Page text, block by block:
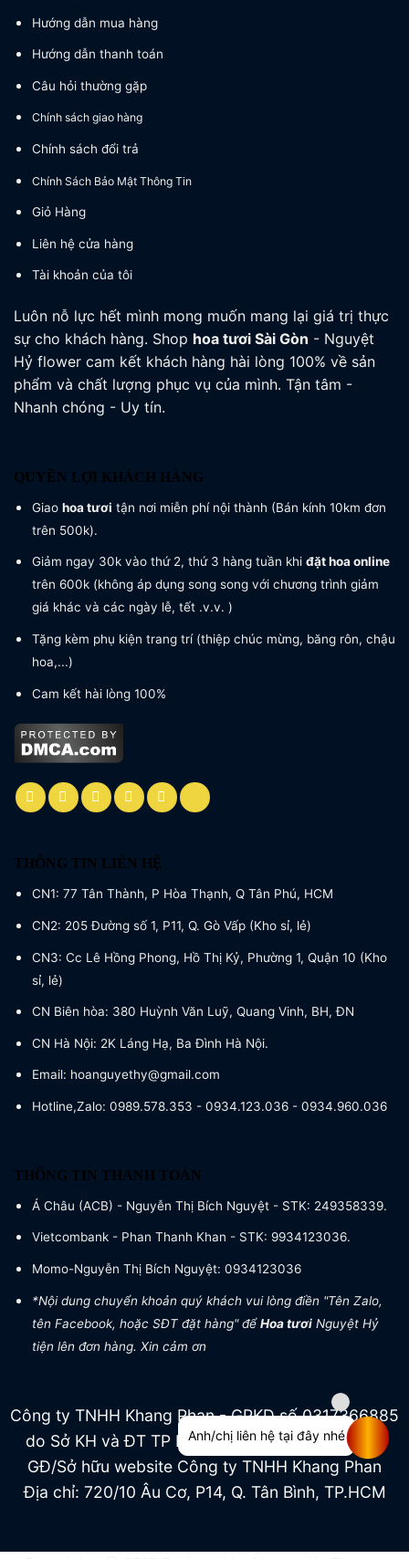
Hướng dẫn mua hàng
Hướng dẫn thanh toán
Câu hỏi thường gặp
Chính sách giao hàng
Chính sách đổi trả
Chính Sách Bảo Mật Thông Tin
Giỏ Hàng
Liên hệ cửa hàng
Tài khoản của tôi
Luôn nỗ lực hết mình mong muốn mang lại giá trị thực
sự cho khách hàng. Shop hoa tươi Sài Gòn - Nguyệt
Hỷ flower cam kết khách hàng hài lòng 100% về sản
phẩm và chất lượng phục vụ của mình. Tận tâm -
Nhanh chóng - Uy tín.
QUYỀN LỢI KHÁCH HÀNG
Giao hoa tươi tận nơi miễn phí nội thành (Bán kính 10km đơn
trên 500k).
Giảm ngay 30k vào thứ 2, thứ 3 hàng tuần khi đặt hoa online
trên 600k (không áp dụng song song với chương trình giảm
giá khác và các ngày lễ, tết .v.v. )
Tặng kèm phụ kiện trang trí (thiệp chúc mừng, băng rôn, chậu
hoa,...)
Cam kết hài lòng 100%
THÔNG TIN LIÊN HỆ
CN1: 77 Tân Thành, P Hòa Thạnh, Q Tân Phú, HCM
CN2: 205 Đường số 1, P11, Q. Gò Vấp (Kho sỉ, lẻ)
CN3: Cc Lê Hồng Phong, Hồ Thị Kỷ, Phường 1, Quận 10 (Kho
sỉ, lẻ)
CN Biên hòa: 380 Huỳnh Văn Luỹ, Quang Vinh, BH, ĐN
CN Hà Nội: 2K Láng Hạ, Ba Đình Hà Nội.
Email: hoanguyethy@gmail.com
Hotline,Zalo: 0989.578.353 - 0934.123.036 - 0934.960.036
THÔNG TIN THANH TOÁN
Á Châu (ACB) - Nguyễn Thị Bích Nguyệt - STK: 249358339.
Vietcombank - Phan Thanh Khan - STK: 9934123036.
Momo-Nguyễn Thị Bích Nguyệt: 0934123036
*Nội dung chuyển khoản quý khách vui lòng điền "Tên Zalo,
tên Facebook, hoặc SĐT đặt hàng" đểHoa tươi Nguyệt Hỷ
tiện lên đơn hàng. Xin cảm ơn
Công ty TNHH Khang Phan - GPKD số 0317366885
do Sở KH và ĐT TP HCM cấp ngày 04/07/2022
GĐ/Sở hữu website Công ty TNHH Khang Phan
Địa chỉ: 720/10 Âu Cơ, P14, Q. Tân Bình, TP.HCM
Anh/chị liên hệ tại đây nhé